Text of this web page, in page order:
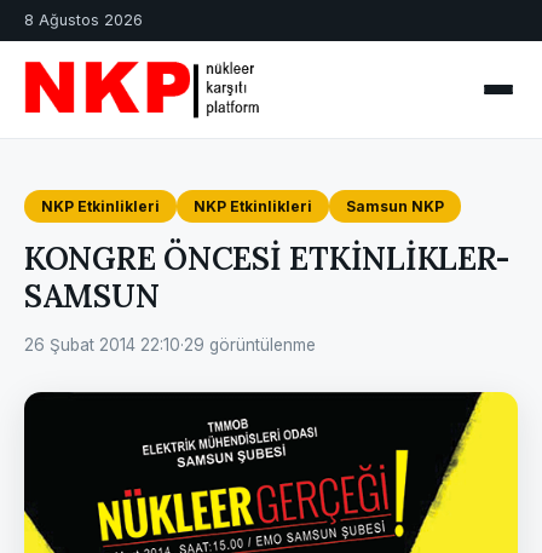
8 Ağustos 2026
NKP Etkinlikleri NKP Etkinlikleri Samsun NKP
KONGRE ÖNCESİ ETKİNLİKLER-
SAMSUN
26 Şubat 2014 22:10·29 görüntülenme